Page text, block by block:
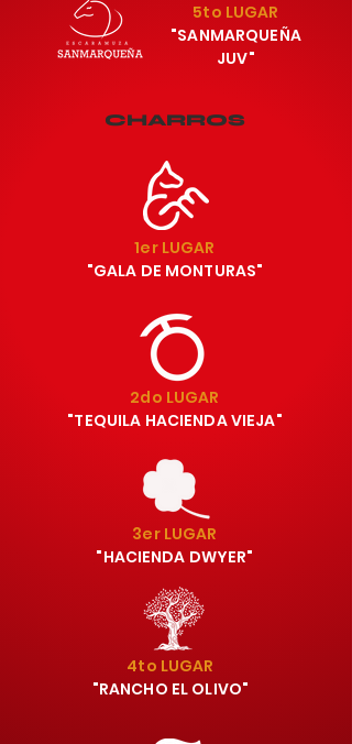
5to LUGAR
"SANMARQUEÑA
JUV"
CHARROS
1er LUGAR
"GALA DE MONTURAS"
2do LUGAR
"TEQUILA HACIENDA VIEJA"
3er LUGAR
"HACIENDA DWYER"
4to LUGAR
"RANCHO EL OLIVO"